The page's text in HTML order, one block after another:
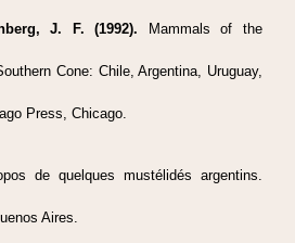
J. F. (1992). Mammals of the
Cone: Chile, Argentina, Uruguay,
Press, Chicago.
de quelques mustélidés argentins.
Aires.